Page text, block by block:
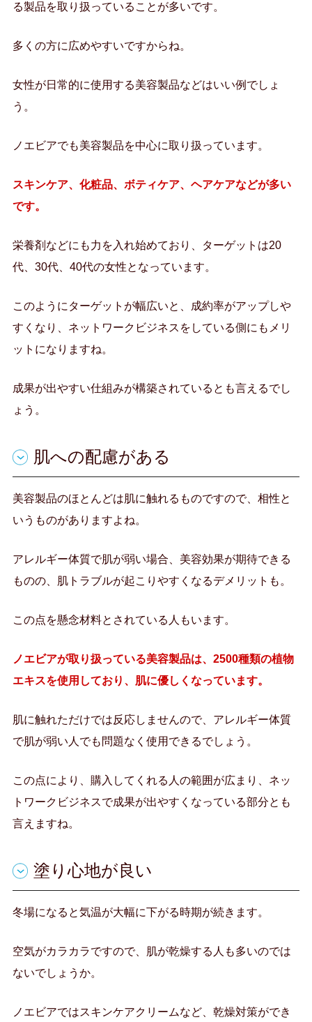
る製品を取り扱っていることが多いです。
多くの方に広めやすいですからね。
女性が日常的に使用する美容製品などはいい例でしょ
う。
ノエビアでも美容製品を中心に取り扱っています。
スキンケア、化粧品、ボティケア、ヘアケアなどが多い
です。
栄養剤などにも力を入れ始めており、ターゲットは20
代、30代、40代の女性となっています。
このようにターゲットが幅広いと、成約率がアップしや
すくなり、ネットワークビジネスをしている側にもメリ
ットになりますね。
成果が出やすい仕組みが構築されているとも言えるでし
ょう。
肌への配慮がある
美容製品のほとんどは肌に触れるものですので、相性と
いうものがありますよね。
アレルギー体質で肌が弱い場合、美容効果が期待できる
ものの、肌トラブルが起こりやすくなるデメリットも。
この点を懸念材料とされている人もいます。
ノエビアが取り扱っている美容製品は、2500種類の植物
エキスを使用しており、肌に優しくなっています。
肌に触れただけでは反応しませんので、アレルギー体質
で肌が弱い人でも問題なく使用できるでしょう。
この点により、購入してくれる人の範囲が広まり、ネッ
トワークビジネスで成果が出やすくなっている部分とも
言えますね。
塗り心地が良い
冬場になると気温が大幅に下がる時期が続きます。
空気がカラカラですので、肌が乾燥する人も多いのでは
ないでしょうか。
ノエビアではスキンケアクリームなど、乾燥対策ができ